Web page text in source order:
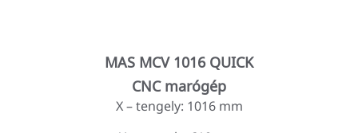
MAS MCV 1016 QUICK
CNC marógép
X – tengely: 1016 mm